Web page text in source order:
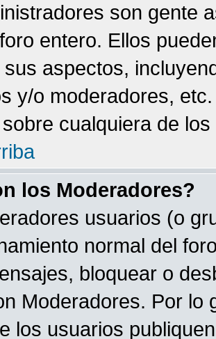
son gente
entero. Ellos
aspectos,
y/o moderadores,
cualquiera de
los Moderadores?
usuarios (o
normal del
bloquear o
Moderadores. Por lo
los usuarios